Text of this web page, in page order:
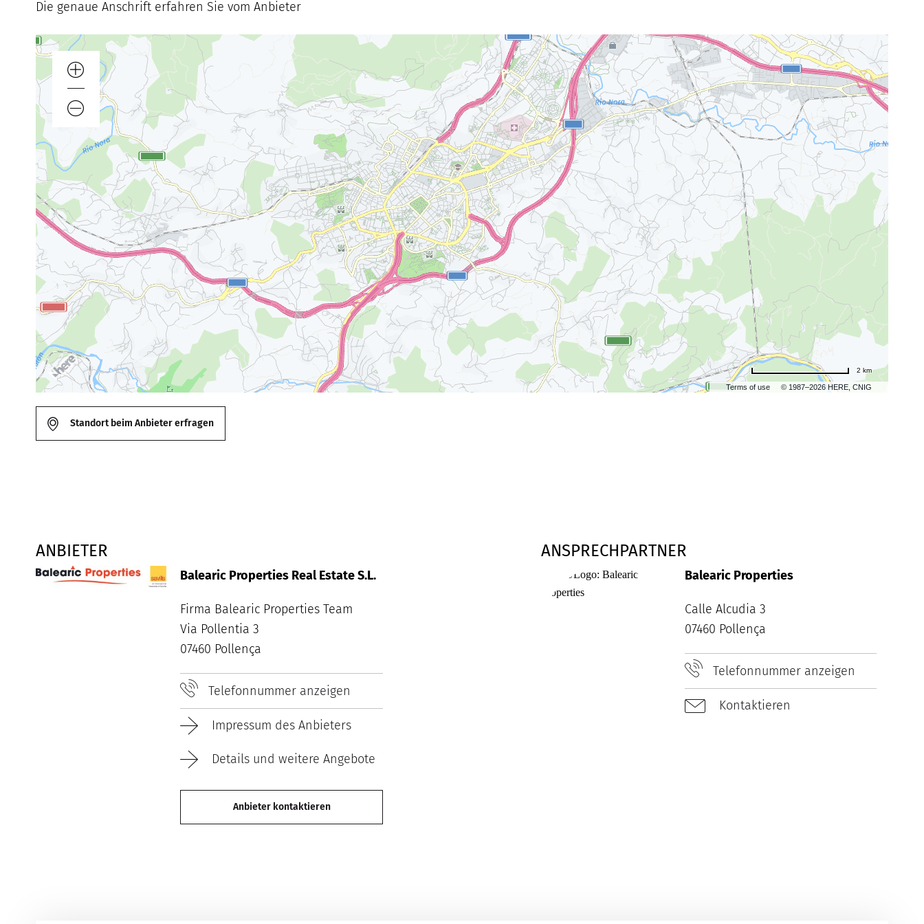
Die genaue Anschrift erfahren Sie vom Anbieter
Terms of use © 1987–2026 HERE, CNIG
2 km
Standort beim Anbieter erfragen
ANBIETER
Balearic Properties Real Estate S.L.
Firma Balearic Properties Team
Via Pollentia 3
07460 Pollença
Telefonnummer anzeigen
Impressum des Anbieters
Details und weitere Angebote
Anbieter kontaktieren
ANSPRECHPARTNER
Balearic Properties
Calle Alcudia 3
07460 Pollença
Telefonnummer anzeigen
Kontaktieren